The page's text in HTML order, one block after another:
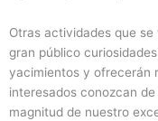
Otras actividades que
gran público
yacimientos y ofrecerán
interesados conozcan
magnitud de nuestro